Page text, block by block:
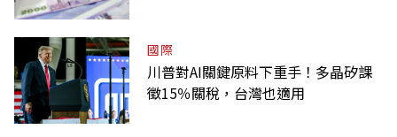
國際
川普對AI關鍵原料下重手！多晶矽課
徵15％關稅，台灣也適用